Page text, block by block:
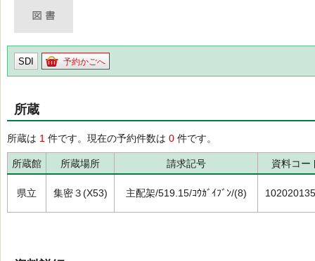
SDI 予約かごへ
所蔵
所蔵は 1 件です。現在の予約件数は 0 件です。
所蔵館 所蔵場所 請求記号 資料コー
県立 集密３(X53) 主配架/519.15/ｺｳｶﾞｲﾌﾞﾝ/(8)